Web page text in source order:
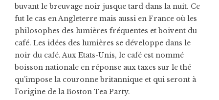
buvant le breuvage noir jusque tard dans la nuit. Ce
fut le cas en Angleterre mais aussi en France où les
philosophes des lumières fréquentes et boivent du
café. Les idées des lumières se développe dans le
noir du café. Aux Etats-Unis, le café est nommé
boisson nationale en réponse aux taxes sur le thé
qu’impose la couronne britannique et qui seront à
l’origine de la Boston Tea Party.